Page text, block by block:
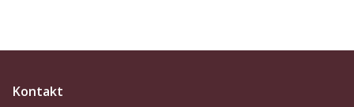
Kontakt